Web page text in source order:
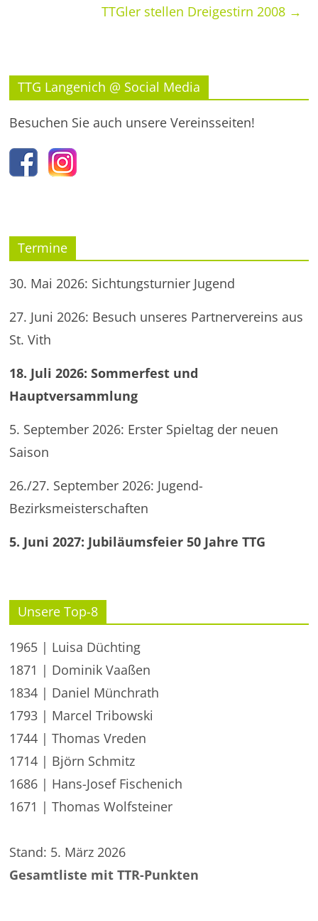
TTGler stellen Dreigestirn 2008 →
TTG Langenich @ Social Media
Besuchen Sie auch unsere Vereinsseiten!
Termine
30. Mai 2026: Sichtungsturnier Jugend
27. Juni 2026: Besuch unseres Partnervereins aus
St. Vith
18. Juli 2026: Sommerfest und
Hauptversammlung
5. September 2026: Erster Spieltag der neuen
Saison
26./27. September 2026: Jugend-
Bezirksmeisterschaften
5. Juni 2027: Jubiläumsfeier 50 Jahre TTG
Unsere Top-8
1965 | Luisa Düchting
1871 | Dominik Vaaßen
1834 | Daniel Münchrath
1793 | Marcel Tribowski
1744 | Thomas Vreden
1714 | Björn Schmitz
1686 | Hans-Josef Fischenich
1671 | Thomas Wolfsteiner
Stand: 5. März 2026
Gesamtliste mit TTR-Punkten